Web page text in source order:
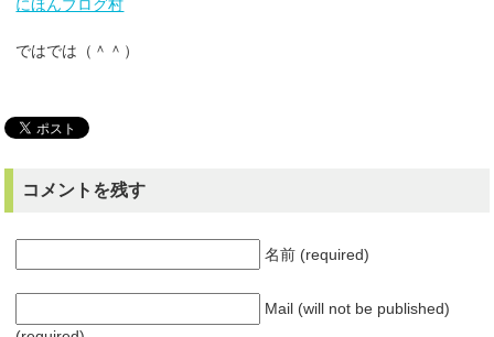
にほんブログ村
ではでは（＾＾）
コメントを残す
名前 (required)
Mail (will not be published)